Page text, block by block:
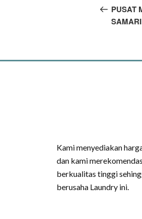
PUSAT
Kami menyediakan
dan kami
berkualitas tinggi
berusaha Laundry ini.